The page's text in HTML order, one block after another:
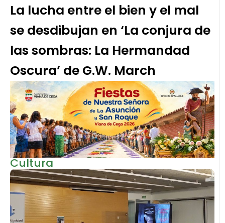
La lucha entre el bien y el mal
se desdibujan en ‘La conjura de
las sombras: La Hermandad
Oscura’ de G.W. March
Cultura